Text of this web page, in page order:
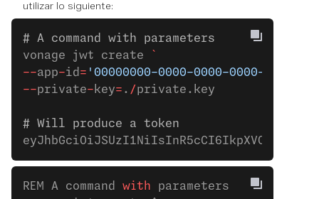
utilizar lo siguiente:
# A command with parameters
vonage jwt create
`
--app-id = '00000000-0000-0000-0000-
--private- key= . /private.key
# Will produce a token
REM A command with parameters